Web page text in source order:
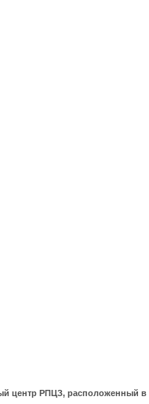
центр РПЦЗ, расположенный